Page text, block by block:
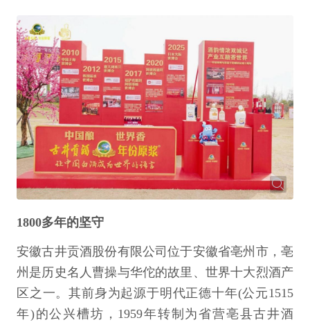
1800多年的坚守
安徽古井贡酒股份有限公司位于安徽省亳州市，亳
州是历史名人曹操与华佗的故里、世界十大烈酒产
区之一。其前身为起源于明代正德十年(公元1515
年)的公兴槽坊，1959年转制为省营亳县古井酒